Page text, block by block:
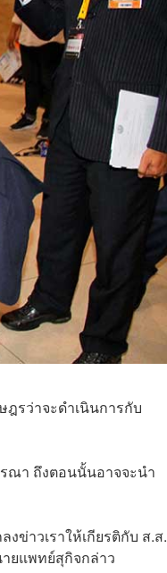
รว่าจะดำเนินการกับ
ณา ถึงตอนนั้นอาจจะนำ
ข่าวเราให้เกียรติกับ ส.ส.
ยแพทย์สุกิจกล่าว